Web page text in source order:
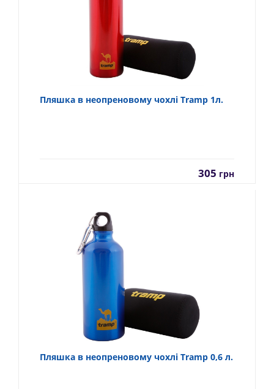
Пляшка в неопреновому чохлі Tramp 1л.
305 грн
Пляшка в неопреновому чохлі Tramp 0,6 л.